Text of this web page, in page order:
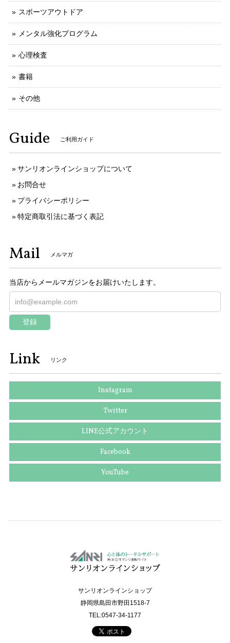
スポーツアウトドア
メンタル強化プログラム
心理検査
書籍
その他
Guide ご利用ガイド
サンリオンラインショップについて
お問合せ
プライバシーポリシー
特定商取引法に基づく表記
Mail メルマガ
当店からメールマガジンをお届けいたします。
登録
Link リンク
Instagram
Twitter
LINE公式アカウント
Facebook
YouTube
サンリオンラインショップ
静岡県島田市野田1518-7
TEL:0547-34-1177